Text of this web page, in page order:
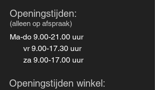
Openingstijden:
(alleen op afspraak)
Ma-do 9.00-21.00 uur
vr9.00-17.30 uur
za 9.00-17.00 uur
Openingstijden winkel: